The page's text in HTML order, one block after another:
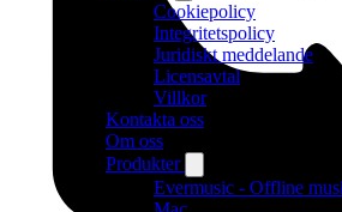
Cookiepolicy
Integritetspolicy
Juridiskt meddelande
Licensavtal
Villkor
Kontakta oss
Om oss
Produkter
Evermusic - Offline